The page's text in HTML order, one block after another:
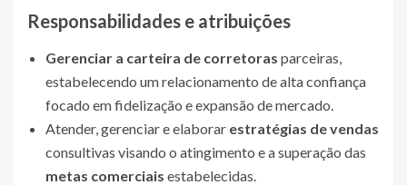
Responsabilidades e atribuições
Gerenciar a carteira de corretoras parceiras,
estabelecendo um relacionamento de alta confiança
focado em fidelização e expansão de mercado.
Atender, gerenciar e elaborar estratégias de vendas
consultivas visando o atingimento e a superação das
metas comerciais estabelecidas.